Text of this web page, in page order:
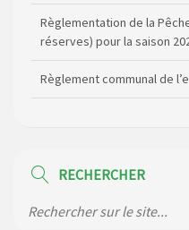
Règlementation de la
réserves) pour la saison
Règlement communal de
de la gendarmerie
RECHERCHER